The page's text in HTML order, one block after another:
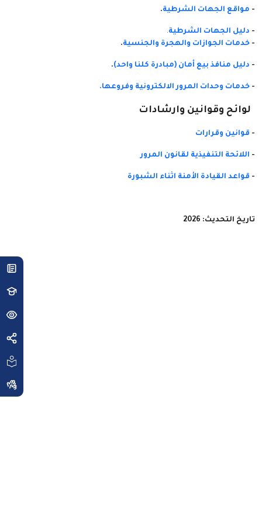
- مواقع الجهات الشرطية.
- دليل الجهات الشرطية.
- خدمات الجوازات والهجرة والجنسية.
- دليل منافذ بيع أمان (مبادرة كلنا واحد).
- خدمات وحدات المرور الالكترونية وفروعها.
لوائح وقوانين وارشادات
- قوانين وقرارات
- اللائحة التنفيذية لقانون المرور
- قواعد القيادة الأمنة اثناء الشبورة
تاريخ التحديث: 2026